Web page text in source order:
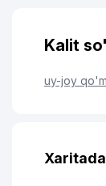
Kalit
uy-joy
Xaritada